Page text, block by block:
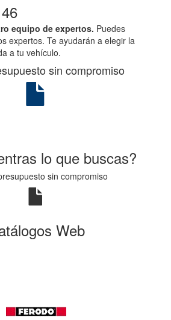
equipo de expertos. Puedes
expertos. Te ayudarán a elegir la
a tu vehículo.
sin compromiso
lo que buscas?
sin compromiso
Web